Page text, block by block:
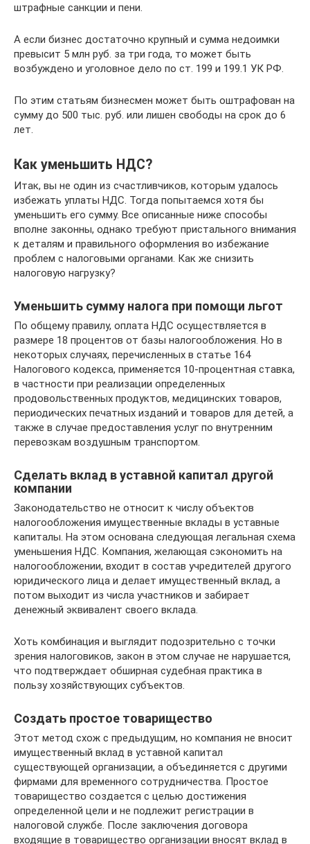
штрафные санкции и пени.
А если бизнес достаточно крупный и сумма недоимки
превысит 5 млн руб. за три года, то может быть
возбуждено и уголовное дело по ст. 199 и 199.1 УК РФ.
По этим статьям бизнесмен может быть оштрафован на
сумму до 500 тыс. руб. или лишен свободы на срок до 6
лет.
Как уменьшить НДС?
Итак, вы не один из счастливчиков, которым удалось
избежать уплаты НДС. Тогда попытаемся хотя бы
уменьшить его сумму. Все описанные ниже способы
вполне законны, однако требуют пристального внимания
к деталям и правильного оформления во избежание
проблем с налоговыми органами. Как же снизить
налоговую нагрузку?
Уменьшить сумму налога при помощи льгот
По общему правилу, оплата НДС осуществляется в
размере 18 процентов от базы налогообложения. Но в
некоторых случаях, перечисленных в статье 164
Налогового кодекса, применяется 10-процентная ставка,
в частности при реализации определенных
продовольственных продуктов, медицинских товаров,
периодических печатных изданий и товаров для детей, а
также в случае предоставления услуг по внутренним
перевозкам воздушным транспортом.
Сделать вклад в уставной капитал другой
компании
Законодательство не относит к числу объектов
налогообложения имущественные вклады в уставные
капиталы. На этом основана следующая легальная схема
уменьшения НДС. Компания, желающая сэкономить на
налогообложении, входит в состав учредителей другого
юридического лица и делает имущественный вклад, а
потом выходит из числа участников и забирает
денежный эквивалент своего вклада.
Хоть комбинация и выглядит подозрительно с точки
зрения налоговиков, закон в этом случае не нарушается,
что подтверждает обширная судебная практика в
пользу хозяйствующих субъектов.
Создать простое товарищество
Этот метод схож с предыдущим, но компания не вносит
имущественный вклад в уставной капитал
существующей организации, а объединяется с другими
фирмами для временного сотрудничества. Простое
товарищество создается с целью достижения
определенной цели и не подлежит регистрации в
налоговой службе. После заключения договора
входящие в товарищество организации вносят вклад в